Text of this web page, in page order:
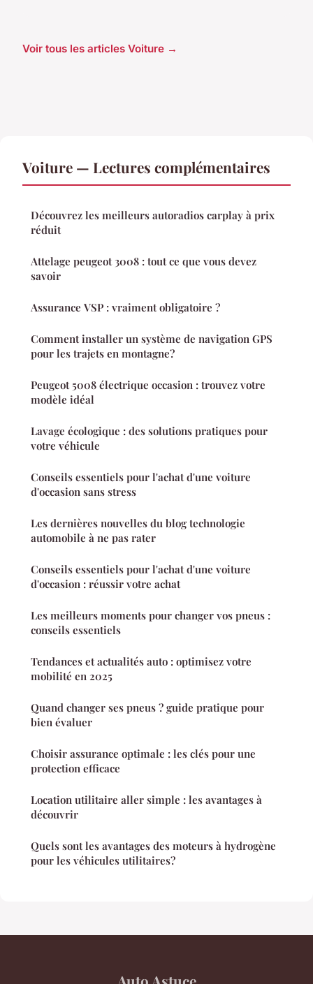
Voir tous les articles Voiture →
Voiture — Lectures complémentaires
Découvrez les meilleurs autoradios carplay à prix
réduit
Attelage peugeot 3008 : tout ce que vous devez
savoir
Assurance VSP : vraiment obligatoire ?
Comment installer un système de navigation GPS
pour les trajets en montagne?
Peugeot 5008 électrique occasion : trouvez votre
modèle idéal
Lavage écologique : des solutions pratiques pour
votre véhicule
Conseils essentiels pour l'achat d'une voiture
d'occasion sans stress
Les dernières nouvelles du blog technologie
automobile à ne pas rater
Conseils essentiels pour l'achat d'une voiture
d'occasion : réussir votre achat
Les meilleurs moments pour changer vos pneus :
conseils essentiels
Tendances et actualités auto : optimisez votre
mobilité en 2025
Quand changer ses pneus ? guide pratique pour
bien évaluer
Choisir assurance optimale : les clés pour une
protection efficace
Location utilitaire aller simple : les avantages à
découvrir
Quels sont les avantages des moteurs à hydrogène
pour les véhicules utilitaires?